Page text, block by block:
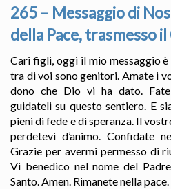
265 – Messaggio di
della Pace, trasmesso
Cari figli, oggi il mio messaggio
tra di voi sono genitori. Amate i
dono che Dio vi ha dato.
guidateli su questo sentiero. E
pieni di fede e di speranza. Il
perdetevi d’animo. Confidate
Grazie per avermi permesso di
Vi benedico nel nome del
Santo. Amen. Rimanete nella pace.